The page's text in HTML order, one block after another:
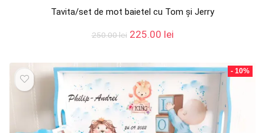
Tavita/set de mot baietel cu Tom și Jerry
250.00lei Prețul
fost:
250.00 lei.
225.00 leiPrețul
225.00 lei.
- 10%